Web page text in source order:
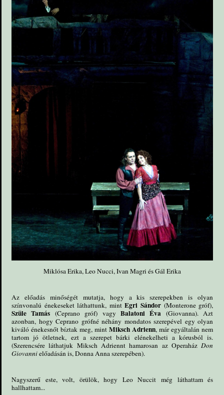
Miklósa Erika, Leo Nucci, Ivan Magri és Gál Erika
Az előadás minőségét mutatja, hogy a kis szerepekben is olyan
színvonalú énekeseket láthattunk, mintEgri Sándor (Monterone gróf),
Szüle Tamás (Ceprano gróf) vagy Balatoni Éva (Giovanna). Azt
azonban, hogy Ceprano grófné néhány mondatos szerepével egy olyan
kiváló énekesnőt bíztak meg, mintMiksch Adrienn, már egyáltalán nem
tartom jó ötletnek, ezt a szerepet bárki elénekelheti a kórusból is.
(Szerencsére láthatjuk Miksch Adriennt hamarosan az OperaházDon
Giovannielőadásán is, Donna Anna szerepében).
Nagyszerű este, volt, örülök, hogy Leo Nuccit még láthattam és
hallhattam...